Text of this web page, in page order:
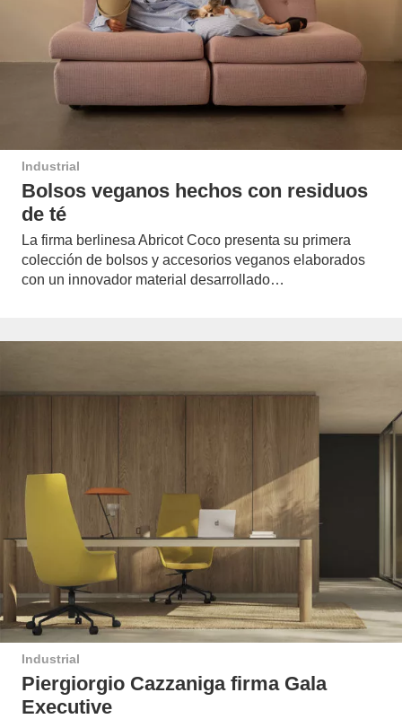
Industrial
Bolsos veganos hechos con residuos
de té
La firma berlinesa Abricot Coco presenta su primera
colección de bolsos y accesorios veganos elaborados
con un innovador material desarrollado…
Industrial
Piergiorgio Cazzaniga firma Gala
Executive